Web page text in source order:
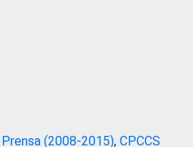
(2008-2015), CPCCS